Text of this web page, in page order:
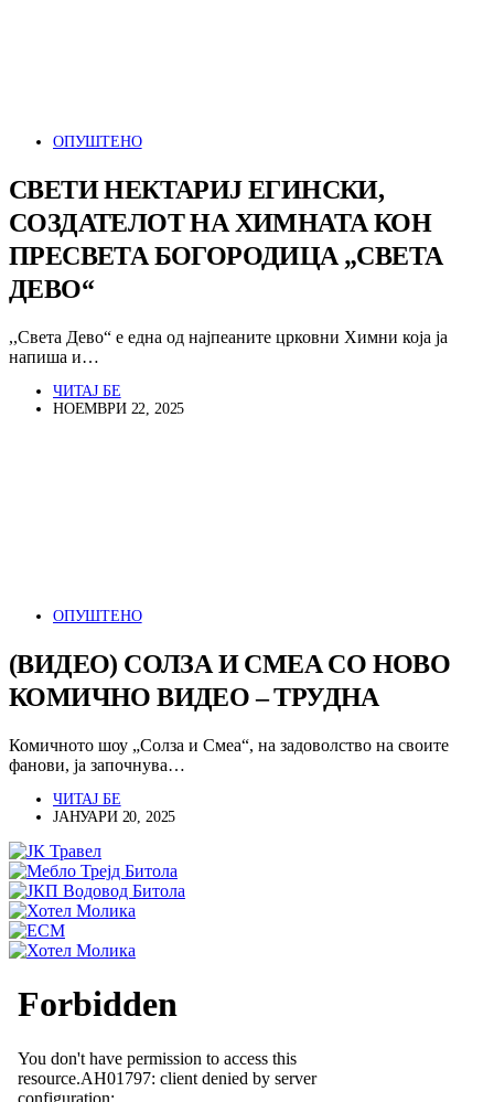
ОПУШТЕНО
СВЕТИ НЕКТАРИЈ ЕГИНСКИ,
СОЗДАТЕЛОТ НА ХИМНАТА КОН
ПРЕСВЕТА БОГОРОДИЦА „СВЕТА
ДЕВО“
,,Света Дево“ е една од најпеаните црковни Химни која ја
напиша и…
ЧИТАЈ БЕ
НОЕМВРИ 22, 2025
ОПУШТЕНО
(ВИДЕО) СОЛЗА И СМЕА СО НОВО
КОМИЧНО ВИДЕО – ТРУДНА
Комичното шоу „Солза и Смеа“, на задоволство на своите
фанови, ја започнува…
ЧИТАЈ БЕ
ЈАНУАРИ 20, 2025